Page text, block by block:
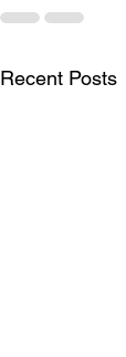
Recent Posts